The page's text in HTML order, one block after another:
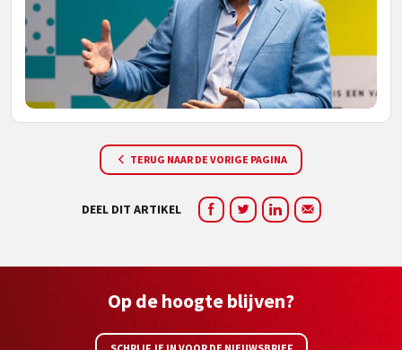
TERUG NAAR DE VORIGE PAGINA
DEEL DIT ARTIKEL
Op de hoogte blijven?